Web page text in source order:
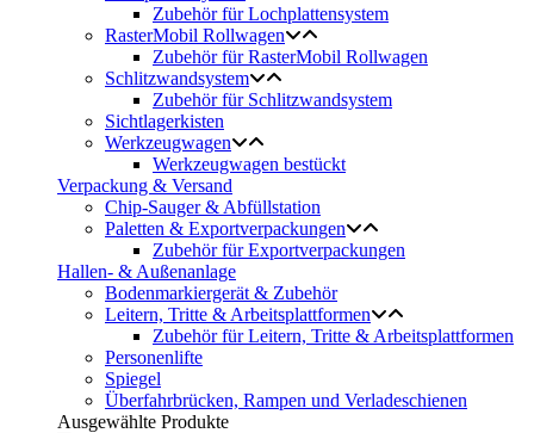
Zubehör für Lochplattensystem
RasterMobil Rollwagen
Zubehör für RasterMobil Rollwagen
Schlitzwandsystem
Zubehör für Schlitzwandsystem
Sichtlagerkisten
Werkzeugwagen
Werkzeugwagen bestückt
Verpackung & Versand
Chip-Sauger & Abfüllstation
Paletten & Exportverpackungen
Zubehör für Exportverpackungen
Hallen- & Außenanlage
Bodenmarkiergerät & Zubehör
Leitern, Tritte & Arbeitsplattformen
Zubehör für Leitern, Tritte & Arbeitsplattformen
Personenlifte
Spiegel
Überfahrbrücken, Rampen und Verladeschienen
Ausgewählte Produkte